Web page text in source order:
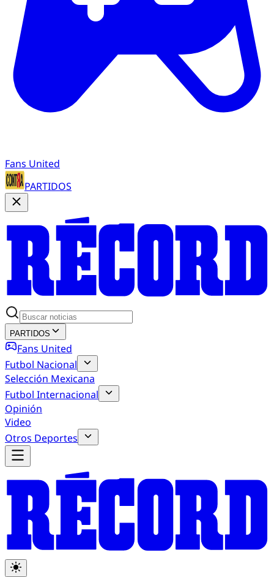
Fans United
PARTIDOS
PARTIDOS
Fans United
Futbol Nacional
Selección Mexicana
Futbol Internacional
Opinión
Video
Otros Deportes